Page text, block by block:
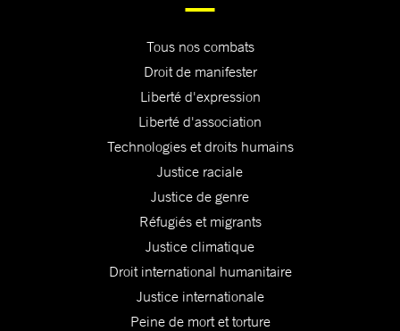
Tous nos combats
Droit de manifester
Liberté d'expression
Liberté d'association
Technologies et droits humains
Justice raciale
Justice de genre
Réfugiés et migrants
Justice climatique
Droit international humanitaire
Justice internationale
Peine de mort et torture